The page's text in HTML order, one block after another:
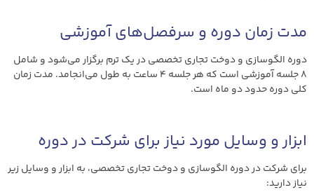
مدت زمان دوره و سرفصل‌های آموزشی
دوره الگوسازی و دوخت تجاری تخصصی در یک ترم برگزار می‌شود و شامل
۸ جلسه آموزشی است که هر جلسه ۴ ساعت به طول می‌انجامد. مدت زمان
کلی دوره حدود دو ماه است.
ابزار و وسایل مورد نیاز برای شرکت در دوره
برای شرکت در دوره الگوسازی و دوخت تجاری تخصصی، به ابزار و وسایل زیر
نیاز دارید: